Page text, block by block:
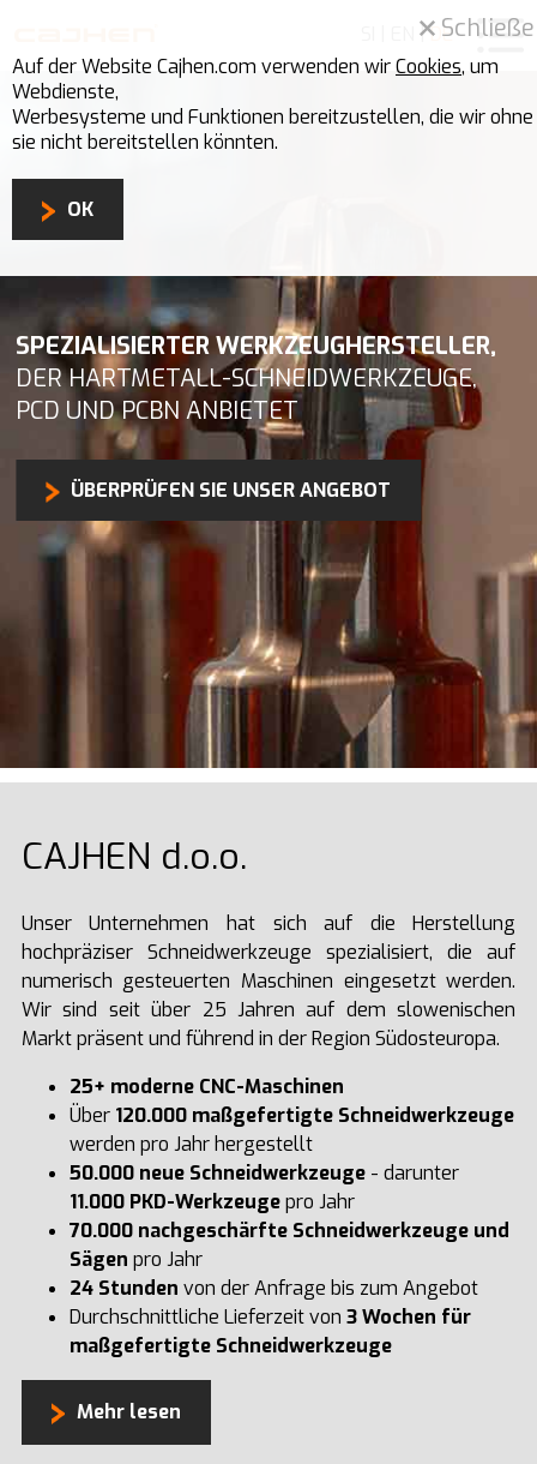
|DE
SPEZIALISIERTER WERKZEUGHERSTELLER,
DER HARTMETALL-SCHNEIDWERKZEUGE,
PCD UND PCBN ANBIETET
ÜBERPRÜFEN SIE UNSER ANGEBOT
CAJHEN d.o.o.
Unser Unternehmen hat sich auf die Herstellung
hochpräziser Schneidwerkzeuge spezialisiert, die auf
numerisch gesteuerten Maschinen eingesetzt werden.
Wir sind seit über 25 Jahren auf dem slowenischen
Markt präsent und führend in der Region Südosteuropa.
25+ moderne CNC-Maschinen
Über 120.000 maßgefertigte Schneidwerkzeuge
werden pro Jahr hergestellt
50.000 neue Schneidwerkzeuge- darunter
11.000 PKD-Werkzeugepro Jahr
70.000 nachgeschärfte Schneidwerkzeuge und
Sägen pro Jahr
24 Stunden von der Anfrage bis zum Angebot
Durchschnittliche Lieferzeit von 3 Wochen für
maßgefertigte Schneidwerkzeuge
Mehr lesen
Auf der Website Cajhen.com verwenden wirCookies, um
Webdienste,
Werbesysteme und Funktionen bereitzustellen, die wir ohne
sie nicht bereitstellen könnten.
OK